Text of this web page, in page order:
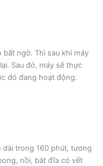
bất ngờ. Thì sau khi máy
Sau đó, máy sẽ thực
đó đang hoạt động.
dài trong 160 phút, tương
nồi, bát đĩa có vết